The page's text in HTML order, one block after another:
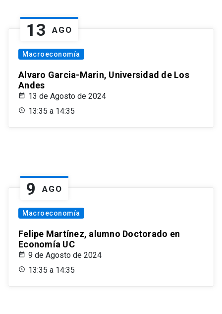
13 AGO
Macroeconomía
Alvaro Garcia-Marin, Universidad de Los
Andes
13 de Agosto de 2024
13:35 a 14:35
9 AGO
Macroeconomía
Felipe Martínez, alumno Doctorado en
Economía UC
9 de Agosto de 2024
13:35 a 14:35